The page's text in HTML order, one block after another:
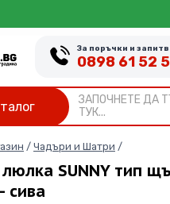
ЗАПОЧНЕТЕ ДА
ТУК...
За поръчки и
0898 61 52
SUNNY тип
сива
/ Чадъри и Шатри /